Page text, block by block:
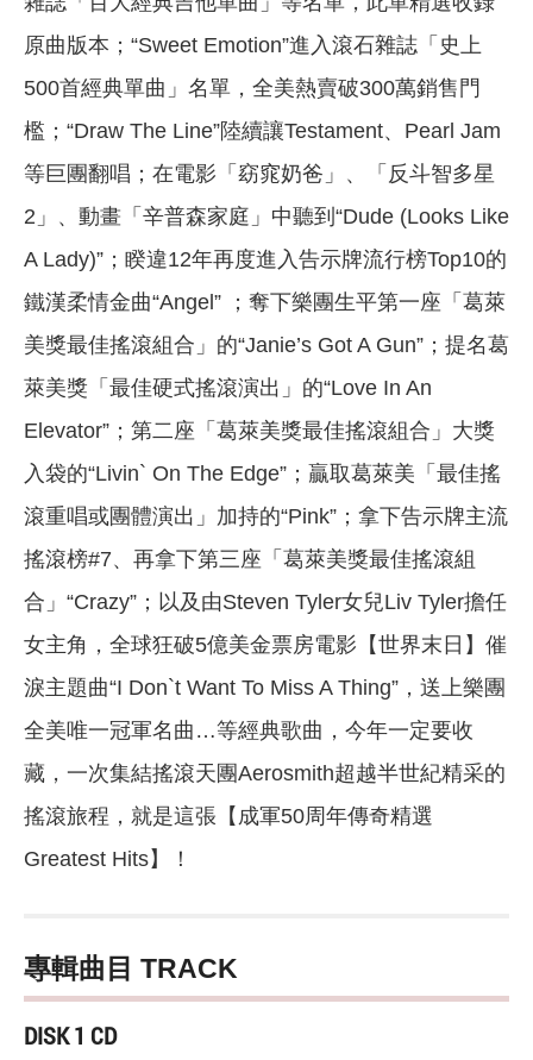
原曲版本；“Sweet Emotion”進入滾石雜誌「史上
500首經典單曲」名單，全美熱賣破300萬銷售門
檻；“Draw The Line”陸續讓Testament、Pearl Jam
等巨團翻唱；在電影「窈窕奶爸」、「反斗智多星
2」、動畫「辛普森家庭」中聽到“Dude (Looks Like
A Lady)”；睽違12年再度進入告示牌流行榜Top10的
鐵漢柔情金曲“Angel” ；奪下樂團生平第一座「葛萊
美獎最佳搖滾組合」的“Janie’s Got A Gun”；提名葛
萊美獎「最佳硬式搖滾演出」的“Love In An
Elevator”；第二座「葛萊美獎最佳搖滾組合」大獎
入袋的“Livin` On The Edge”；贏取葛萊美「最佳搖
滾重唱或團體演出」加持的“Pink”；拿下告示牌主流
搖滾榜#7、再拿下第三座「葛萊美獎最佳搖滾組
合」“Crazy”；以及由Steven Tyler女兒Liv Tyler擔任
女主角，全球狂破5億美金票房電影【世界末日】催
淚主題曲“I Don`t Want To Miss A Thing”，送上樂團
全美唯一冠軍名曲…等經典歌曲，今年一定要收
藏，一次集結搖滾天團Aerosmith超越半世紀精采的
搖滾旅程，就是這張【成軍50周年傳奇精選
Greatest Hits】！
專輯曲目 TRACK
DISK 1 CD